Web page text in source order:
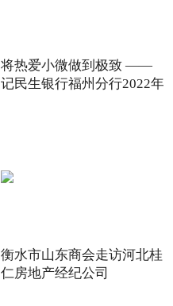
将热爱小微做到极致 ——
记民生银行福州分行2022年
衡水市山东商会走访河北桂
仁房地产经纪公司